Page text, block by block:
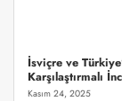
İsviçre ve
Karşılaştırmalı
Kasım 24, 2025